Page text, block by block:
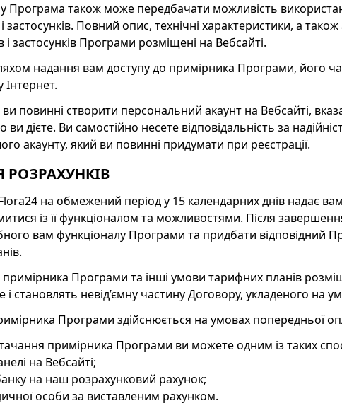
Програма також може передбачати можливість
Повний опис, технічні характеристики, а
застосунків Програми розміщені на Вебсайті.
надання вам доступу до примірника Програми, його
повинні створити персональний акаунт на Вебсайті,
ви дієте. Ви самостійно несете відповідальність за
акаунту, який ви повинні придумати при реєстрації.
РОЗРАХУНКІВ
Flora24 на обмежений період у 15 календарних днів надає
із її функціоналом та можливостями. Після
вам функціоналу Програми та придбати відповідний
Програми та інші умови тарифних планів
і становлять невід’ємну частину Договору, укладеного на
Програми здійснюється на умовах попередньої
примірника Програми ви можете одним із таких
на Вебсайті;
на наш розрахунковий рахунок;
особи за виставленим рахунком.